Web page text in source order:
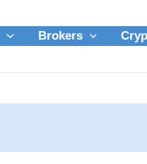
Brokers